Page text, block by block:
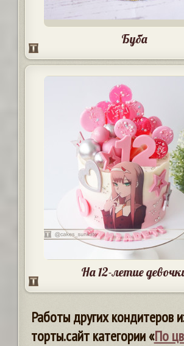
Буба
На 12-летие
Работы других кондитеров
торты.сайт категории «По